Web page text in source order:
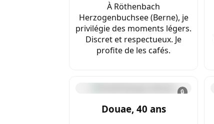
À Röthenbach
Herzogenbuchsee (Berne), je
privilégie des moments légers.
Discret et respectueux. Je
profite de les cafés.
🔒
Douae, 40 ans